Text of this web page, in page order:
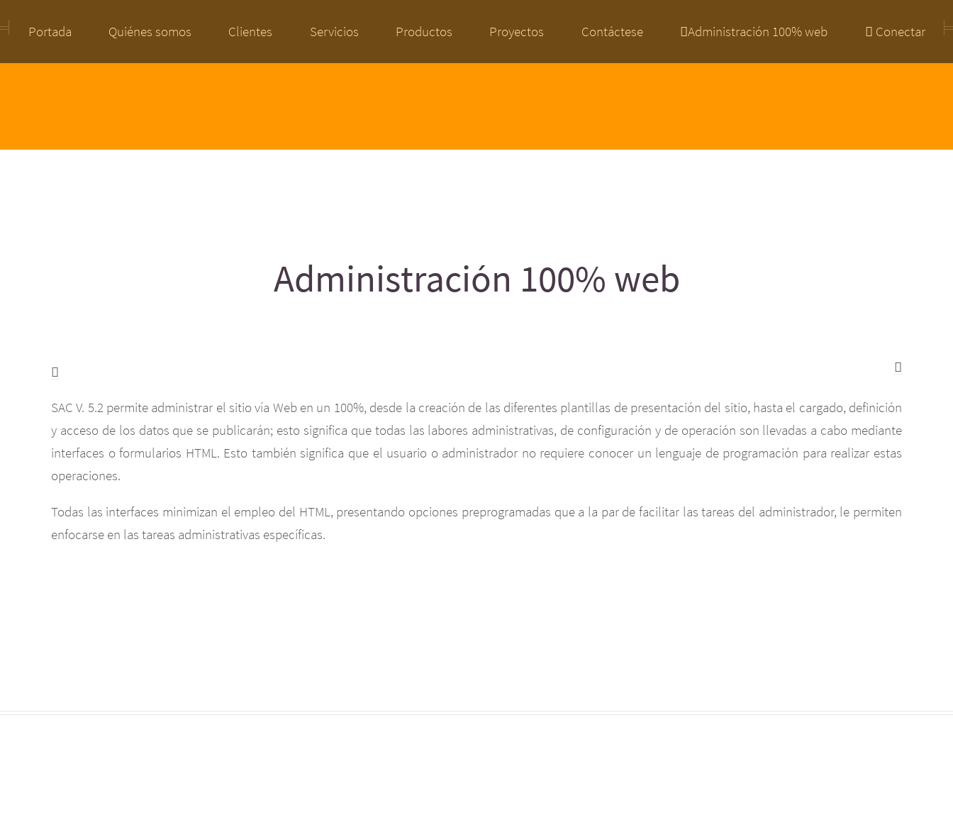
Portada Quiénes somos Clientes Servicios Productos Proyectos Contáctese Administración 100% web Conectar
Administración 100% web
SAC V. 5.2 permite administrar el sitio vía Web en un 100%, desde la creación de las diferentes plantillas de presentación del sitio, hasta el cargado, definición
y acceso de los datos que se publicarán; esto significa que todas las labores administrativas, de configuración y de operación son llevadas a cabo mediante
interfaces o formularios HTML. Esto también significa que el usuario o administrador no requiere conocer un lenguaje de programación para realizar estas
operaciones.
Todas las interfaces minimizan el empleo del HTML, presentando opciones preprogramadas que a la par de facilitar las tareas del administrador, le permiten
enfocarse en las tareas administrativas específicas.